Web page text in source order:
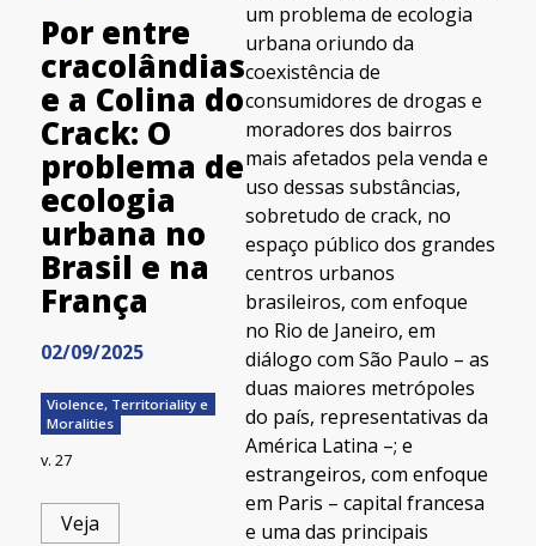
Por entre
cracolândias
e a Colina do
Crack: O
problema de
ecologia
urbana no
Brasil e na
França
02/09/2025
Violence, Territoriality e
Moralities
v. 27
Veja
um problema de ecologia
urbana oriundo da
coexistência de
consumidores de drogas e
moradores dos bairros
mais afetados pela venda e
uso dessas substâncias,
sobretudo de crack, no
espaço público dos grandes
centros urbanos
brasileiros, com enfoque
no Rio de Janeiro, em
diálogo com São Paulo – as
duas maiores metrópoles
do país, representativas da
América Latina –; e
estrangeiros, com enfoque
em Paris – capital francesa
e uma das principais